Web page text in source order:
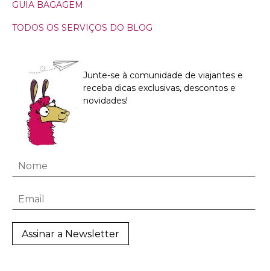
GUIA BAGAGEM
TODOS OS SERVIÇOS DO BLOG
Junte-se à comunidade de viajantes e
receba dicas exclusivas, descontos e
novidades!